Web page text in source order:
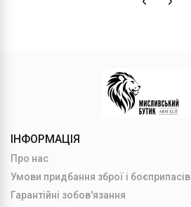
ІНФОРМАЦІЯ
Про нас
Умови придбання зброї і боєприпасів
Гарантійні зобов'язання